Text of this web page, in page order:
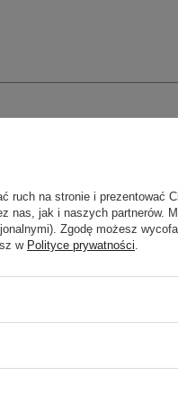
ruch na stronie i prezentować
nas, jak i naszych partnerów.
Zgodę możesz
w Polityce prywatności.